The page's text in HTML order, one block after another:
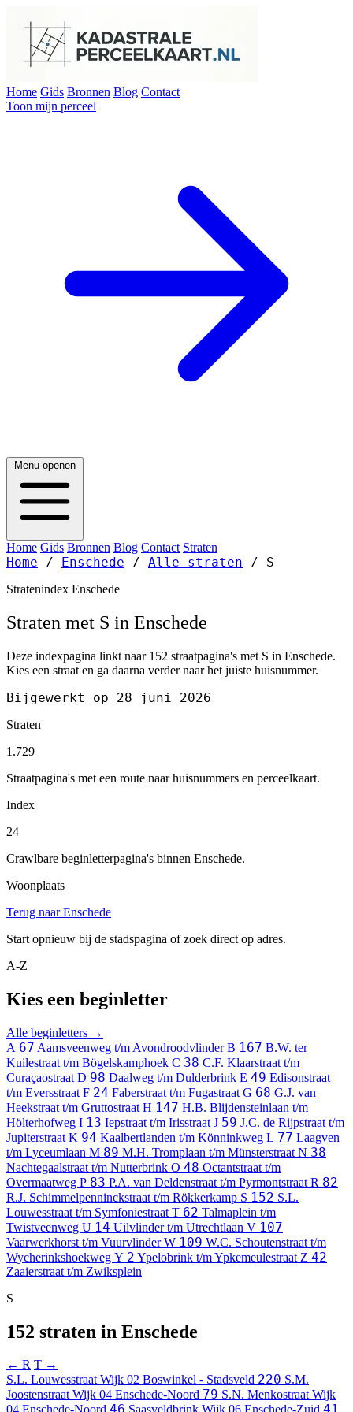
Home Gids Bronnen Blog Contact
Toon mijn perceel
Menu openen
Home Gids Bronnen Blog Contact Straten
Home / Enschede / Alle straten / S
Stratenindex Enschede
Straten met S in Enschede
Deze indexpagina linkt naar 152 straatpagina's met S in Enschede.
Kies een straat en ga daarna verder naar het juiste huisnummer.
Bijgewerkt op 28 juni 2026
Straten
1.729
Straatpagina's met een route naar huisnummers en perceelkaart.
Index
24
Crawlbare beginletterpagina's binnen Enschede.
Woonplaats
Terug naar Enschede
Start opnieuw bij de stadspagina of zoek direct op adres.
A-Z
Kies een beginletter
Alle beginletters →
A 67 Aamsveenweg t/m AvondroodvlinderB 167 B.W. ter
Kuilestraat t/m Bögelskamphoek C 38 C.F. Klaarstraat t/m
Curaçaostraat D 98 Daalweg t/m Dulderbrink E 49 Edisonstraat
t/m Eversstraat F 24 Faberstraat t/m Fugastraat G 68 G.J. van
Heekstraat t/m Gruttostraat H 147 H.B. Blijdensteinlaan t/m
Hölterhofweg I 13 Iepstraat t/m Irisstraat J 59 J.C. de Rijpstraat t/m
Jupiterstraat K 94 Kaalbertlanden t/m Könninkweg L 77 Laagven
t/m Lyceumlaan M 89 M.H. Tromplaan t/m Münsterstraat N 38
Nachtegaalstraat t/m Nutterbrink O 48 Octantstraat t/m
Overmaatweg P 83 P.A. van Deldenstraat t/m Pyrmontstraat R 82
R.J. Schimmelpenninckstraat t/m Rökkerkamp S 152 S.L.
Louwesstraat t/m Symfoniestraat T 62 Talmaplein t/m
Twistveenweg U 14 Uilvlinder t/m Utrechtlaan V 107
Vaarwerkhorst t/m VuurvlinderW 109 W.C. Schoutenstraat t/m
Wycherinkshoekweg Y 2 Ypelobrink t/m Ypkemeulestraat Z 42
Zaaierstraat t/m Zwiksplein
S
152 straten in Enschede
← R T →
S.L. Louwesstraat Wijk 02 Boswinkel - Stadsveld 220 S.M.
Joostenstraat Wijk 04 Enschede-Noord 79 S.N. Menkostraat Wijk